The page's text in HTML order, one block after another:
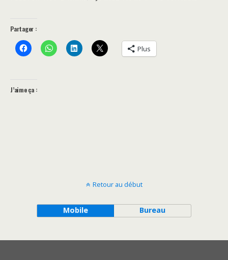
Partager :
Plus
J’aime ça :
Retour au début
Mobile Bureau